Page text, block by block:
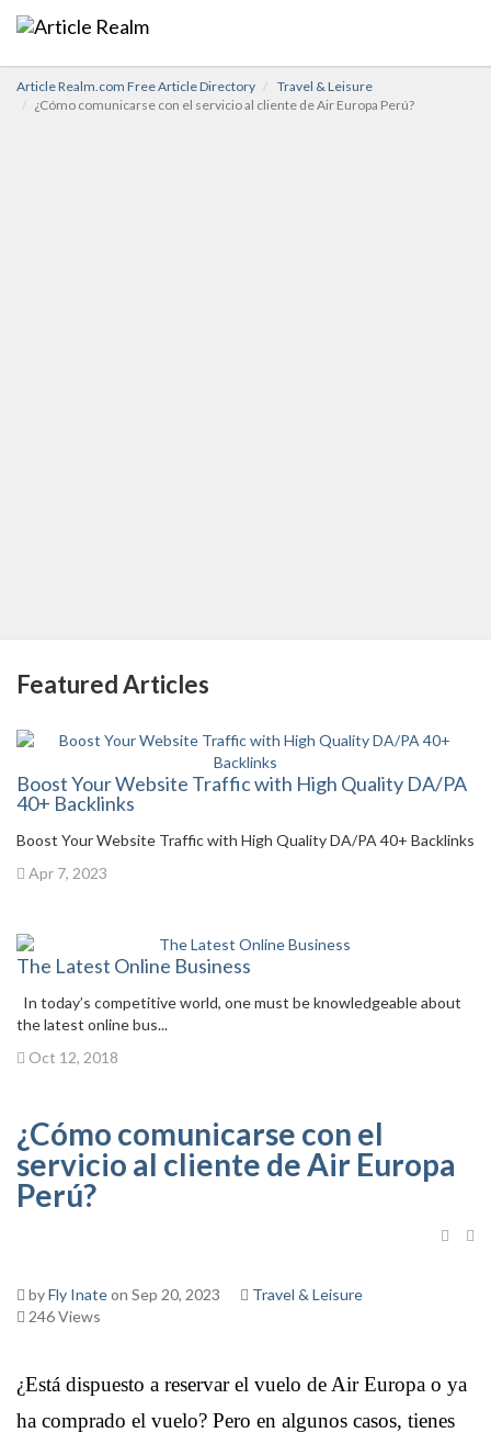
Article Realm.com Free Article Directory
Travel & Leisure
¿Cómo comunicarse con el servicio al cliente de Air Europa Perú?
Featured Articles
Boost Your Website Traffic with High Quality DA/PA
40+ Backlinks
Boost Your Website Traffic with High Quality DA/PA 40+ Backlinks
Apr 7, 2023
The Latest Online Business
In today’s competitive world, one must be knowledgeable about
the latest online bus...
Oct 12, 2018
¿Cómo comunicarse con el
servicio al cliente de Air Europa
Perú?
byFly Inateon Sep 20, 2023
Travel & Leisure
246 Views
¿Está dispuesto a reservar el vuelo de Air Europa o ya
ha comprado el vuelo? Pero en algunos casos, tienes